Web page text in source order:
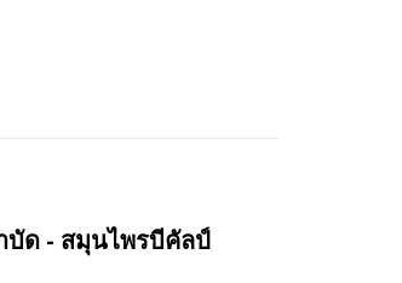
บัด - สมุนไพรบีคัลป์